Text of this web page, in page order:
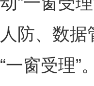
防、数
一窗受理”